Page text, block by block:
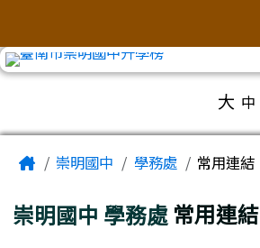
大 中
Home崇明國中 學務處 常用連結
崇明國中 學務處 常用連結